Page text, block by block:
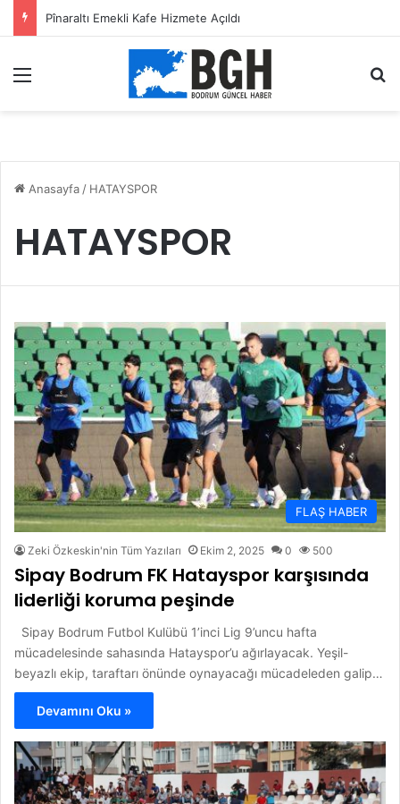
Pînaraltı Emekli Kafe Hizmete Açıldı
Anasayfa / HATAYSPOR
HATAYSPOR
FLAŞ HABER
Zeki Özkeskin'nin Tüm Yazıları Ekim 2, 2025 0 500
Sipay Bodrum FK Hatayspor karşısında
liderliği koruma peşinde
Sipay Bodrum Futbol Kulübü 1’inci Lig 9’uncu hafta
mücadelesinde sahasında Hatayspor’u ağırlayacak. Yeşil-
beyazlı ekip, taraftarı önünde oynayacağı mücadeleden galip…
Devamını Oku »